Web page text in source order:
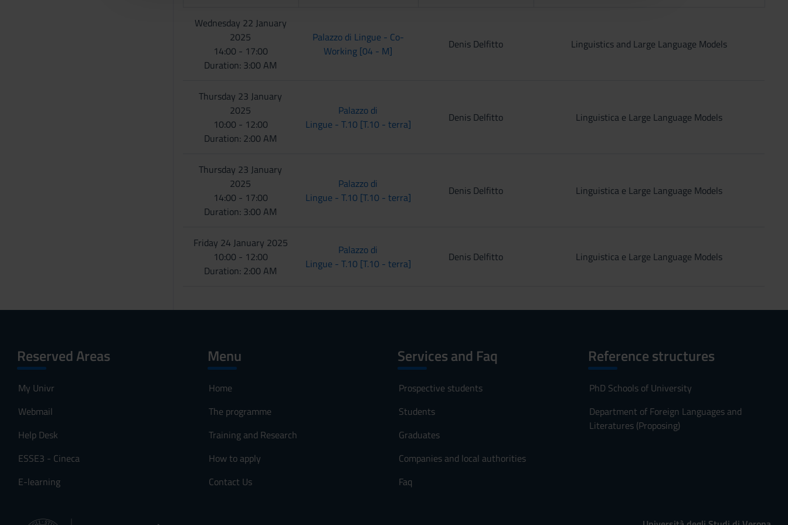
Wednesday 22 January
2025
14:00 - 17:00
Duration: 3:00 AM
Palazzo di Lingue - Co-
Working [04 - M]
Denis Delfitto Linguistics and Large Language Models
Thursday 23 January
2025
10:00 - 12:00
Duration: 2:00 AM
Palazzo di
Lingue - T.10 [T.10 - terra]
Denis Delfitto Linguistica e Large Language Models
Thursday 23 January
2025
14:00 - 17:00
Duration: 3:00 AM
Palazzo di
Lingue - T.10 [T.10 - terra]
Denis Delfitto Linguistica e Large Language Models
Friday 24 January 2025
10:00 - 12:00
Duration: 2:00 AM
Palazzo di
Lingue - T.10 [T.10 - terra]
Denis Delfitto Linguistica e Large Language Models
Reserved Areas
My Univr
Webmail
Help Desk
ESSE3 - Cineca
E-learning
Menu
Home
The programme
Training and Research
How to apply
Contact Us
Services and Faq
Prospective students
Students
Graduates
Companies and local authorities
Faq
Reference structures
PhD Schools of University
Department of Foreign Languages and
Literatures (Proposing)